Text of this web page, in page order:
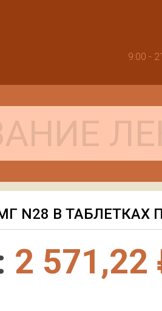
9:00 -
N28 В
2 571,22